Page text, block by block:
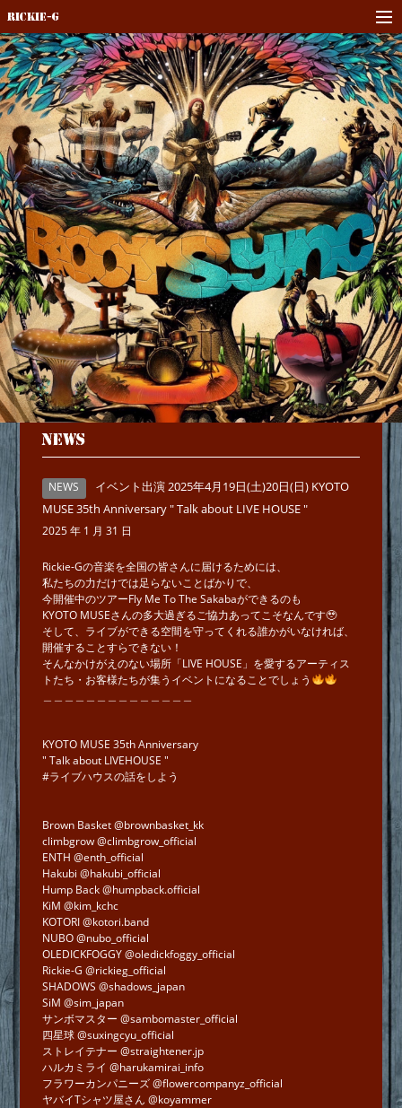
Rickie-G
NEWS
NEWS
イベント出演 2025年4月19日(土)20日(日) KYOTO
MUSE 35th Anniversary " Talk about LIVE HOUSE "
2025 年 1 月 31 日
Rickie-Gの音楽を全国の皆さんに届けるためには、
私たちの力だけでは足らないことばかりで、
今開催中のツアーFly Me To The Sakabaができるのも
KYOTO MUSEさんの多大過ぎるご協力あってこそなんです🥹
そして、ライブができる空間を守ってくれる誰かがいなければ、
開催することすらできない！
そんなかけがえのない場所「LIVE HOUSE」を愛するアーティス
トたち・お客様たちが集うイベントになることでしょう
KYOTO MUSE 35th Anniversary
" Talk about LIVEHOUSE "
#ライブハウスの話をしよう
Brown Basket @brownbasket_kk
climbgrow @climbgrow_official
ENTH @enth_official
Hakubi @hakubi_official
Hump Back @humpback.official
KiM @kim_kchc
KOTORI @kotori.band
NUBO @nubo_official
OLEDICKFOGGY @oledickfoggy_official
Rickie-G @rickieg_official
SHADOWS @shadows_japan
SiM @sim_japan
サンボマスター @sambomaster_official
四星球 @suxingcyu_official
ストレイテナー @straightener.jp
ハルカミライ @harukamirai_info
フラワーカンパニーズ @flowercompanyz_official
ヤバイTシャツ屋さん @koyammer